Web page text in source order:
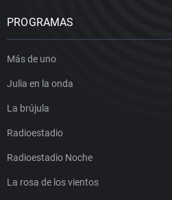
PROGRAMAS
Más de uno
Julia en la onda
La brújula
Radioestadio
Radioestadio Noche
La rosa de los vientos